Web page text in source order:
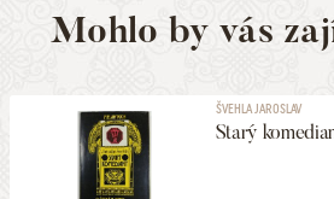
Mohlo by vás
ŠVEHLA JAROSLAV
Starý